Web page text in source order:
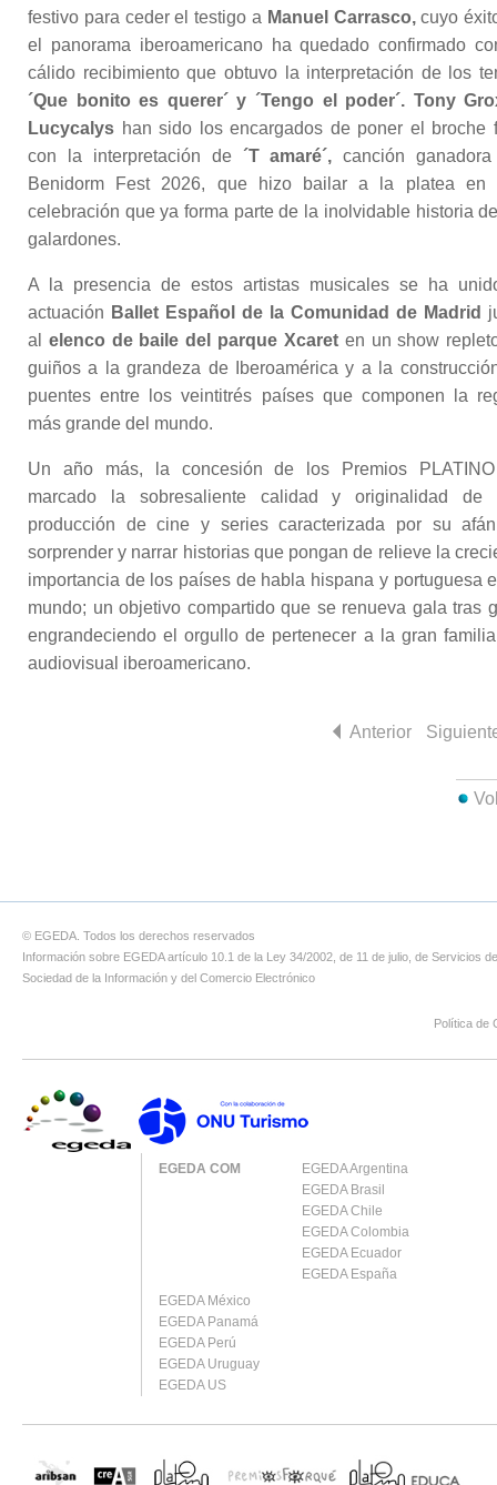
festivo para ceder el testigo a Manuel Carrasco,cuyo
el panorama iberoamericano ha quedado confirmado
cálido recibimiento que obtuvo la interpretación de los
´Que bonito es querer´ y ´Tengo el poder´. Tony
Lucycalys han sido los encargados de poner el broche
con la interpretación de ´T amaré´, canción
Benidorm Fest 2026, que hizo bailar a la platea en
celebración que ya forma parte de la inolvidable historia
galardones.
A la presencia de estos artistas musicales se ha
actuación Ballet Español de la Comunidad de Madrid
al elenco de baile del parque Xcareten un show
guiños a la grandeza de Iberoamérica y a la
puentes entre los veintitrés países que componen la
más grande del mundo.
Un año más, la concesión de los Premios
marcado la sobresaliente calidad y originalidad de
producción de cine y series caracterizada por su
sorprender y narrar historias que pongan de relieve la
importancia de los países de habla hispana y portuguesa
mundo; un objetivo compartido que se renueva gala tras
engrandeciendo el orgullo de pertenecer a la gran
audiovisual iberoamericano.
Anterior
© EGEDA. Todos los derechos reservados
Información sobre EGEDA artículo 10.1 de la Ley 34/2002, de 11 de julio, de Servicios
Sociedad de la Información y del Comercio Electrónico
Política de
EGEDA COM
EGEDA Argentina
EGEDA Brasil
EGEDA Chile
EGEDA Colombia
EGEDA Ecuador
EGEDA España
EGEDA México
EGEDA Panamá
EGEDA Perú
EGEDA Uruguay
EGEDA US